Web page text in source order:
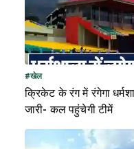
#खेल
क्रिकेट के रंग में रंगेगा
जारी- कल पहुंचेगी टीमें